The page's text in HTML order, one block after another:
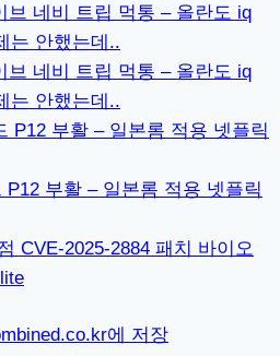
브 네비 트립 먹통 – 올란도 iq
는 안했는데..
브 네비 트립 먹통 – 올란도 iq
는 안했는데..
P12 부활 – 일본롬 적용 넷플릭
P12 부활 – 일본롬 적용 넷플릭
CVE-2025-2884 패치 바이오